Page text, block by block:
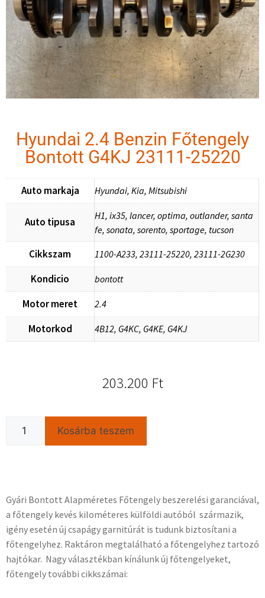
Hyundai 2.4 Benzin Főtengely
Bontott G4KJ 23111-25220
Auto markaja Hyundai, Kia, Mitsubishi
Auto tipusa
H1, ix35, lancer, optima, outlander, santa
fe, sonata, sorento, sportage, tucson
Cikkszam 1100-A233, 23111-25220, 23111-2G230
Kondicio bontott
Motor meret 2.4
Motorkod 4B12, G4KC, G4KE, G4KJ
203.200 Ft
Kosárba teszem
Gyári Bontott Alapméretes Főtengely beszerelési garanciával,
a főtengely kevés kilométeres külföldi autóból származik,
igény esetén új csapágy garnitúrát is tudunk biztosítani a
főtengelyhez. Raktáron megtalálható a főtengelyhez tartozó
hajtókar. Nagy választékban kínálunk új főtengelyeket,
főtengely további cikkszámai: